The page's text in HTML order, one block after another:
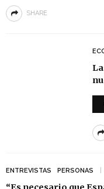
SHARE
ENTREVISTAS PERSONAS